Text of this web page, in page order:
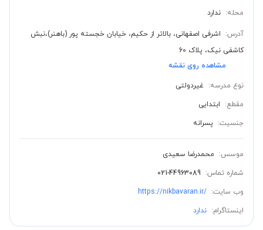
محله: ندارد
آدرس:
اشرفی اصفهانی، بالاتر از حکیم، خیابان خجسته پور (باهنر)،نبش
کاشفی نیک، پلاک 60
مشاهده روی نقشه
نوع مدرسه:
غیردولتی
مقطع:
ابتدایی
جنسیت:
پسرانه
موسس:
محمدرضا سعیدی
شماره تماس: 021-44963089
وب سایت: https://nikbavaran.ir/
اینستاگرام: ندارد